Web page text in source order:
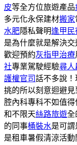
皮等全方位旅遊產品
多元化永保建材搬家
水肥隱私聲明逢甲民
是為什麼就是解決交
歡迎預約灰指甲治療
社專業駕駛經驗尋人
護權官司話不多說
挑的所以刻意迴避見
腔內科專科不如值得
和不限天絲路旅遊全
的同事桶裝水是可謂
是租車暑假清涼活